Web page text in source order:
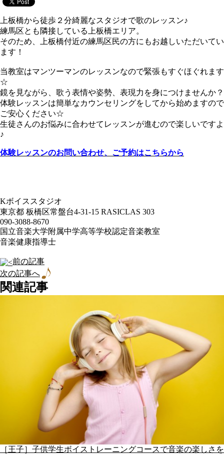
上板橋から徒歩２分綺麗なスタジオで歌のレッスン♪
練馬区とも隣接している上板橋エリア。
そのため、上板橋付近の練馬区民の方にもお越しいただいてい
ます！
当教室はマンツーマンのレッスンなので緊張もすぐほぐれます
☆
鏡を見ながら、歌う表情や姿勢、表現力を身につけませんか？
体験レッスンは簡単なカウンセリングをしてから始めますので
ご安心ください☆
生徒さんのお悩みに合わせてレッスンが進むので楽しいですよ
♪
体験レッスンのお問い合わせ、ご予約はこちらから
Kボイススタジオ
東京都 板橋区常盤台4-31-15 RASICLAS 303
090-3088-8670
国立音楽大学附属中学高等学校認定音楽教室
音楽健康指導士
前の記事
次の記事へ
関連記事
［王子］子供学生ボイストレーニングコースで音楽の楽しさを